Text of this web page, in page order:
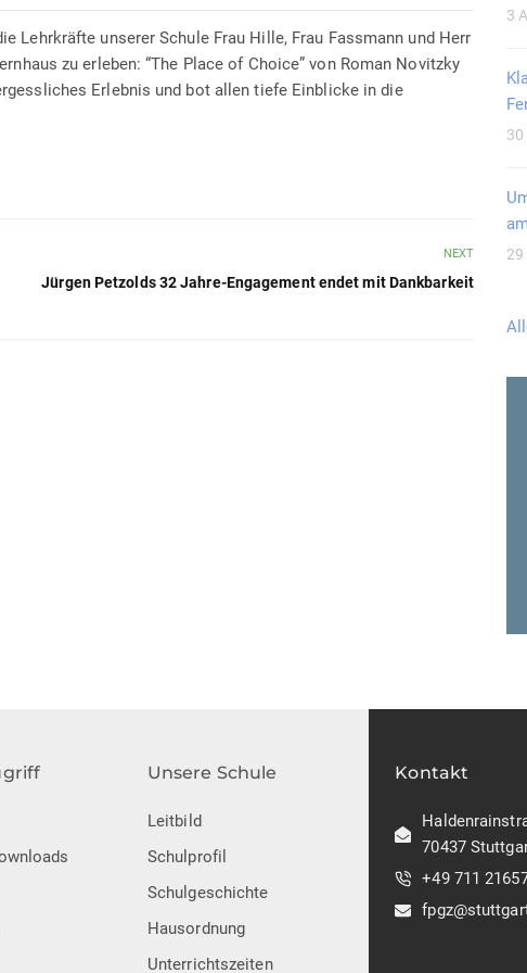
Lehrkräfte unserer Schule Frau Hille, Frau Fassmann und Herr
zu erleben: “The Place of Choice” von Roman Novitzky
Erlebnis und bot allen tiefe Einblicke in die
NEXT
Jürgen Petzolds 32 Jahre-Engagement endet mit Dankbarkeit
3
30
29
Unsere Schule
Leitbild
Schulprofil
Schulgeschichte
Hausordnung
Unterrichtszeiten
Kontakt
70437
+49 711